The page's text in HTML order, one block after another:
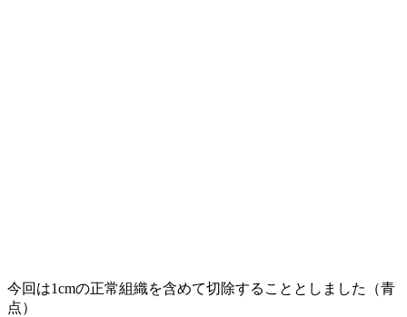
今回は1cmの正常組織を含めて切除することとしました（青
点）